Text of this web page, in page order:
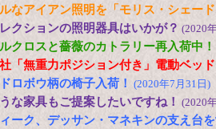
なアイアン照明を「モリス・シェー
クションの照明器具はいかが？ (2020
クロスと薔薇のカトラリー再入荷中！
「無重力ポジション付き」電動ベッ
ロボウ柄の椅子入荷！ (2020年7月31日)
な家具もご提案したいですね！ (2020
ーク、デッサン・マネキンの支え台